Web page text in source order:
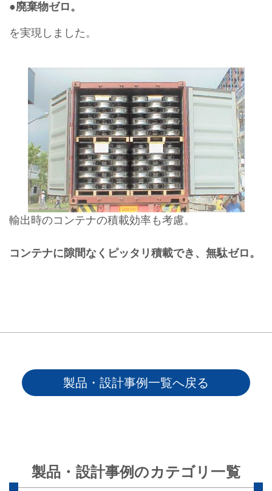
●廃棄物ゼロ。
を実現しました。
輸出時のコンテナの積載効率も考慮。
コンテナに隙間なくピッタリ積載でき、無駄ゼロ。
製品・設計事例一覧へ戻る
製品・設計事例のカテゴリ一覧